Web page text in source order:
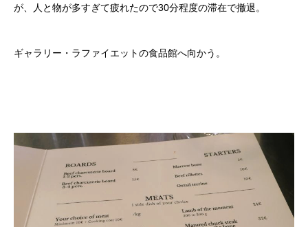
が、人と物が多すぎて疲れたので30分程度の滞在で撤退。
ギャラリー・ラファイエットの食品館へ向かう。